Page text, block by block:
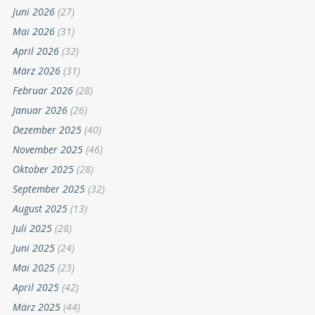
Juni 2026 (27)
Mai 2026 (31)
April 2026 (32)
März 2026 (31)
Februar 2026 (28)
Januar 2026 (26)
Dezember 2025 (40)
November 2025 (46)
Oktober 2025 (28)
September 2025 (32)
August 2025 (13)
Juli 2025 (28)
Juni 2025 (24)
Mai 2025 (23)
April 2025 (42)
März 2025 (44)